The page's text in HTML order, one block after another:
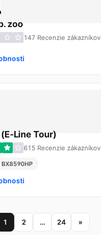
zoo
147 Recenzie zákazníkov
Line Tour)
615 Recenzie zákazníkov
BX8590HP
1 2 … 24 »